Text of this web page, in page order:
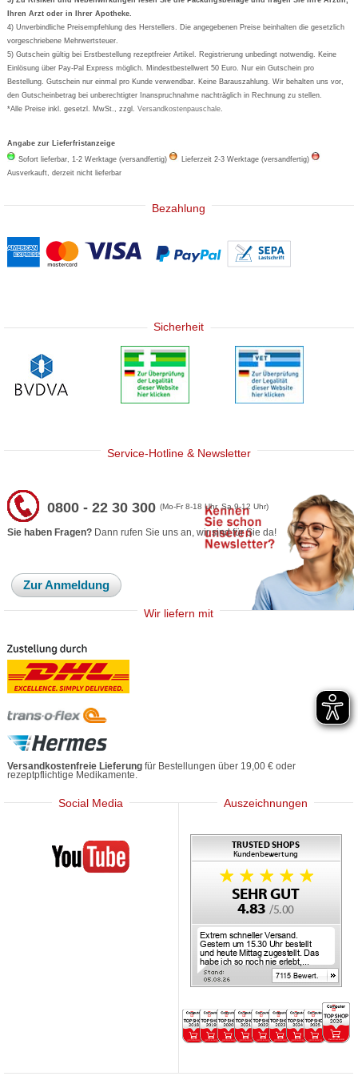
Wick
Eucerin
Basica
Ihren Arzt oder in Ihrer Apotheke.
4) Unverbindliche Preisempfehlung des Herstellers. Die angegebenen Preise beinhalten die gesetzlich
vorgeschriebene Mehrwertsteuer.
5) Gutschein gültig bei Erstbestellung rezeptfreier Artikel. Registrierung unbedingt notwendig. Keine
Einlösung über Pay-Pal Express möglich. Mindestbestellwert 50 Euro. Nur ein Gutschein pro
Bestellung. Gutschein nur einmal pro Kunde verwendbar. Keine Barauszahlung. Wir behalten uns vor,
den Gutscheinbetrag bei unberechtigter Inanspruchnahme nachträglich in Rechnung zu stellen.
*Alle Preise inkl. gesetzl. MwSt., zzgl.Versandkostenpauschale.
Angabe zur Lieferfristanzeige
Sofort lieferbar, 1-2 Werktage (versandfertig)
Lieferzeit 2-3 Werktage (versandfertig)
Ausverkauft, derzeit nicht lieferbar
Bezahlung
Sicherheit
Service-Hotline & Newsletter
0800 - 22 30 300(Mo-Fr 8-18 Uhr, Sa 9-12 Uhr)
Sie haben Fragen? Dann rufen Sie uns an, wir sind für Sie da!
Zur Anmeldung
Wir liefern mit
Versandkostenfreie Lieferung für Bestellungen über 19,00 € oder
rezeptpflichtige Medikamente.
Social Media
Mediherz
Auszeichnungen